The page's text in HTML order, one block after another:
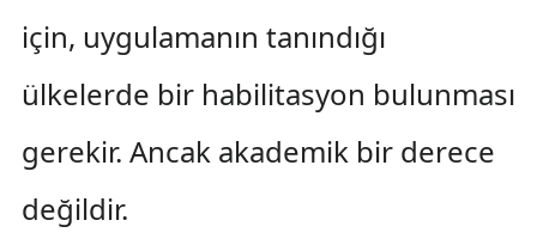
için, uygulamanın tanındığı
ülkelerde bir habilitasyon bulunması
gerekir. Ancak akademik bir derece
değildir.